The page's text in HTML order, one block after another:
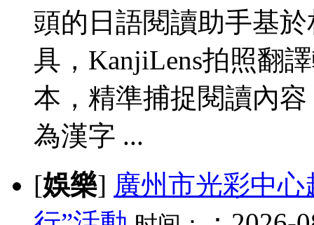
頭的日語閱讀助手基
具，KanjiLens拍照翻
本，精準捕捉閱讀內
為漢字 ...
[娛樂] 廣州市光彩中